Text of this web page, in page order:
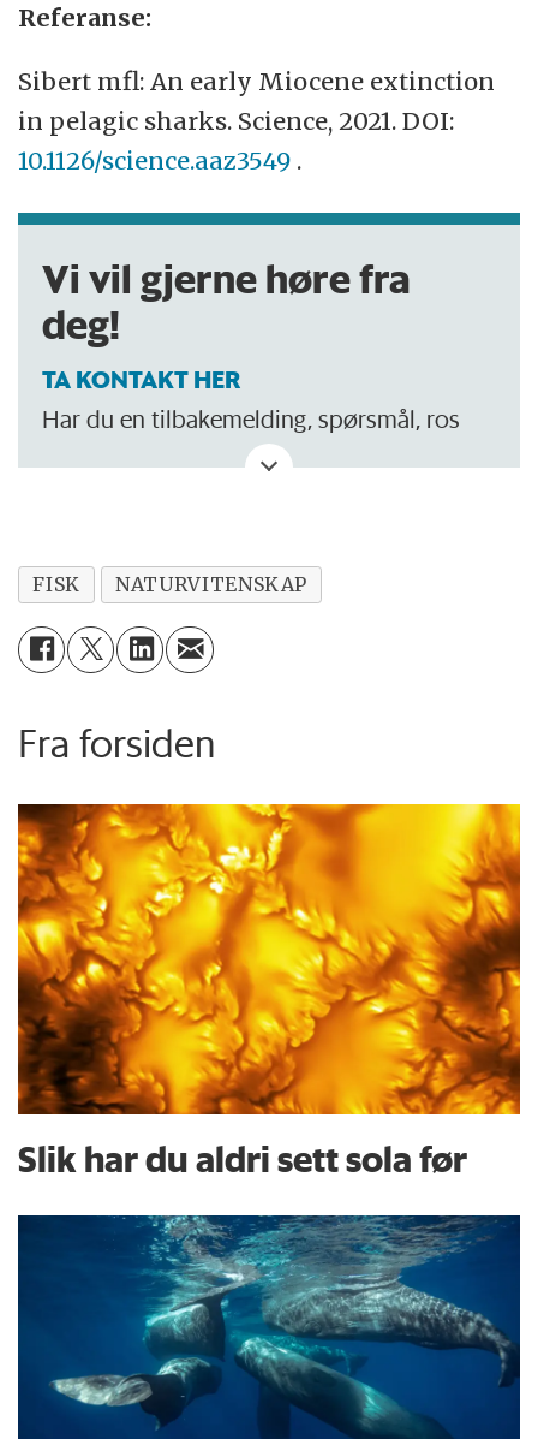
Referanse:
Sibert mfl: An early Miocene extinction
in pelagic sharks. Science, 2021. DOI:
10.1126/science.aaz3549 .
Vi vil gjerne høre fra
deg!
TA KONTAKT HER
Har du en tilbakemelding, spørsmål, ros
eller kritikk? Eller tips om noe vi bør skrive
FISK NATURVITENSKAP
Fra forsiden
Slik har du aldri sett sola før